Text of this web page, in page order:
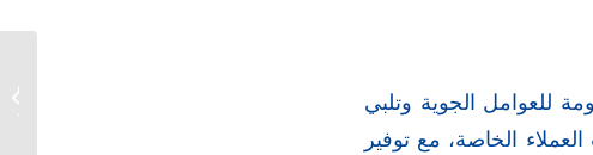
للعوامل الجوية وتلبي
الخاصة، مع توفير
المنورة